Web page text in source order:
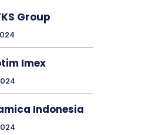
Group
Imex
Indonesia